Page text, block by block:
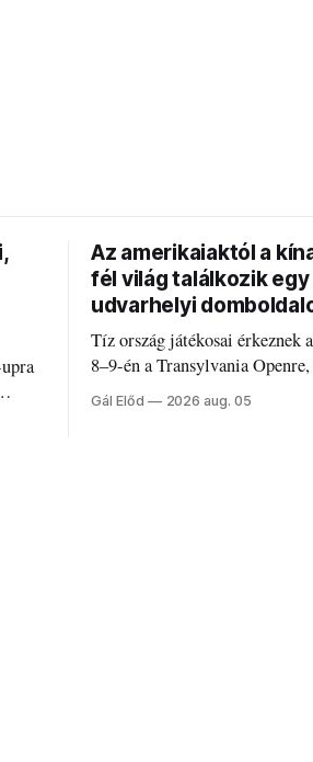
Az amerikaiaktól a
fél világ találkozik egy
udvarhelyi
Tíz ország játékosai érkeznek
8–9-én a Transylvania
Románia legrégebben működő
discgolfpályáján rendeznek meg.
Gál Előd 2026 aug. 05